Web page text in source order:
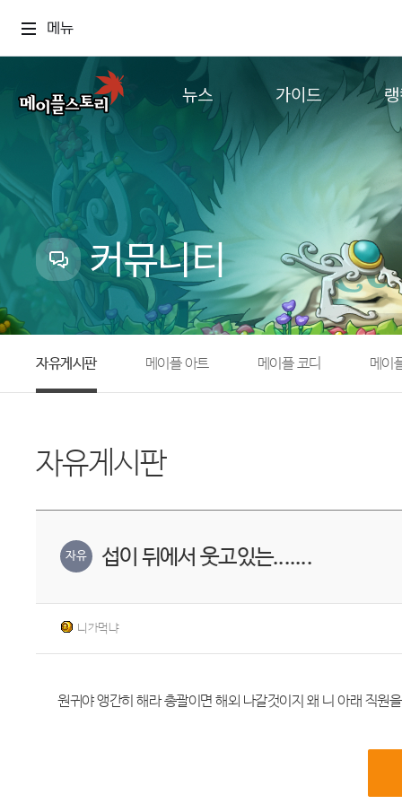
메뉴
뉴스
업데이트
이벤트
캐시샵 공지
메이플 알림판
with maple
가이드
추가정보
컨텐
커뮤니티
자유게시판 메이플 아트 메이플 코디 메이
자유게시판
자유 섭이 뒤에서 웃고있는.......
니가먹냐
원귀야 앵간히 해라 총괄이면 해외 나갈것이지 왜 니 아래 직